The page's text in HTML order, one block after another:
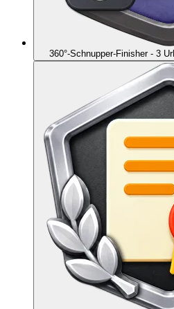
360°-Schnupper-Finisher - 3